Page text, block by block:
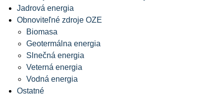
Jadrová energia
Obnoviteľné zdroje OZE
Biomasa
Geotermálna energia
Slnečná energia
Veterná energia
Vodná energia
Ostatné